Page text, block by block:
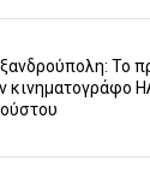
Το
κινηματογράφο